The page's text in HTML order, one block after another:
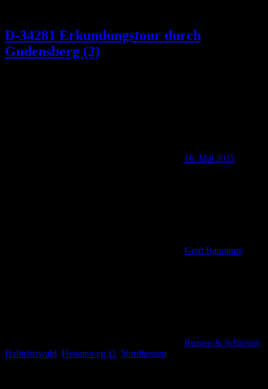
D-34281 Erkundungstour durch
Gudensberg (2)
16. Mai 2025
Gerd Baumung
Burgen & Schlösser,
Habichtswald Hessenweg 11 Nordhessen